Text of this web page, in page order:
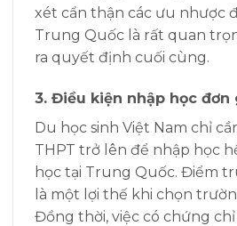
xét cẩn thận các ưu nhược
Trung Quốc là rất quan
ra quyết định cuối cùng.
3. Điều kiện nhập học đơn
Du học sinh Việt Nam chỉ
THPT trở lên để nhập học
học tại Trung Quốc. Điểm
là một lợi thế khi chọn
Đồng thời, việc có chứng chỉ